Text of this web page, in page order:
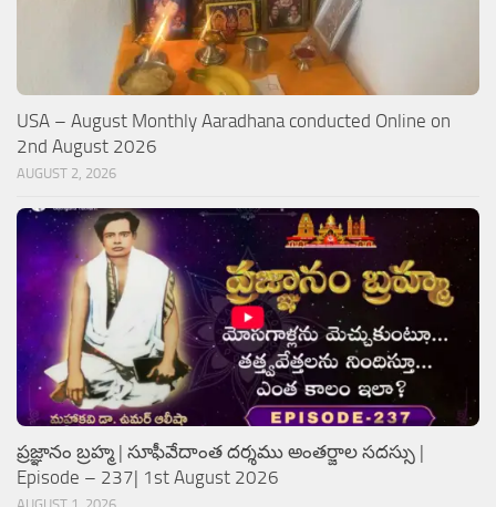
USA – August Monthly Aaradhana conducted Online on
2nd August 2026
AUGUST 2, 2026
ప్రజ్ఞానం బ్రహ్మ | సూఫీవేదాంత దర్శము అంతర్జాల సదస్సు |
Episode – 237| 1st August 2026